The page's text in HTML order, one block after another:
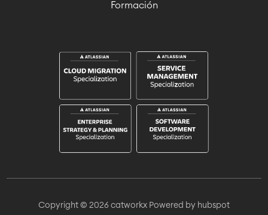
Formación
Copyright © 2026 catworkx Powered by hubspot